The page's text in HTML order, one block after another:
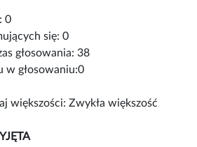
0
się: 0
głosowania: 38
w głosowaniu:0
większości: Zwykła większość